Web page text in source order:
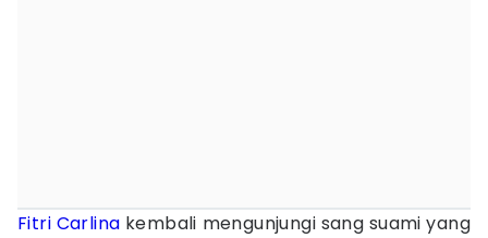
Fitri Carlina kembali mengunjungi sang suami yang